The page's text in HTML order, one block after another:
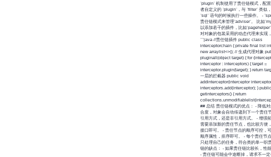
`plugin` 机制使用了责任链模式，配
者自定义的 `plugin`，与 `filter` 类似
`sql` 语句的时候执行一些操作。 -
责任链模式来管理`adviser`。 比如
以添加若干的插件，比如
对对象的包装采用的动态代理来实现
```java //责任链插件 public class
interceptorchain { private final list
new arraylist<>(); // 生成代理对象
pluginall(object target) { for
interceptor : interceptors) { target =
interceptor.plugin(target); } return
一层的拦截器 public void
addinterceptor(interceptor
interceptors.add(interceptor); }
getinterceptors() { return
## 总结 责任链模式的优点： - 降低
合度，对象会自动传递到下一个责任
引用方式，还是非引用方式。 - 增强
需要添加新的责任节点，也比较方便
接口即可。 - 责任节点的顺序可控，
顺序属性，排序即可。 - 每个责任节
只处理自己的任务，符合类的单一职
链的缺点： - 如果责任链比较长，性
- 责任链可能会中途断掉，请求不一